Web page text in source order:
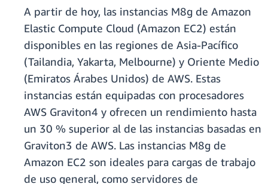
A partir de hoy, las instancias M8g de Amazon
Elastic Compute Cloud (Amazon EC2) están
disponibles en las regiones de Asia-Pacífico
(Tailandia, Yakarta, Melbourne) y Oriente Medio
(Emiratos Árabes Unidos) de AWS. Estas
instancias están equipadas con procesadores
AWS Graviton4 y ofrecen un rendimiento hasta
un 30 % superior al de las instancias basadas en
Graviton3 de AWS. Las instancias M8g de
Amazon EC2 son ideales para cargas de trabajo
de uso general, como servidores de